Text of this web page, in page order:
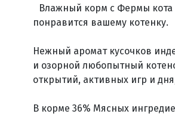
Влажный корм с Фермы кота
понравится вашему котенку.
Нежный аромат кусочков
и озорной любопытный
открытий, активных игр и
В корме 36% Мясных